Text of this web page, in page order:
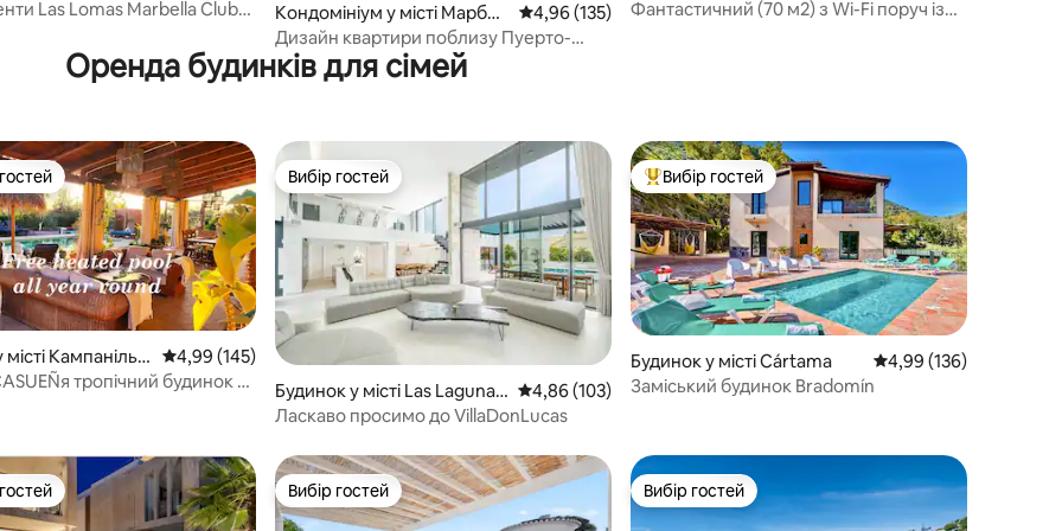
Las Lomas Marbella Club
Кондомініум у місті Марбел
ья
Середня оцінка: 4,96 з 5, відгуки: 135
4,96 (135)
Дизайн квартири поблизу Пуерто-
Бануса та Марбельї
ндалусія
Фантастичний (70 м2) з Wi-Fi поруч із
Оренда будинків для сімей
відгуки: 115
гостей
Кампанілья
Середня оцінка: 4,99 з 5, відгуки: 145
4,99 (145)
тропічний будинок у
Вибір гостей
Вибір гостей
Будинок у місті Las Lagunas
de Mijas
Середня оцінка: 4,86 з 5, відгуки: 103
4,86 (103)
Ласкаво просимо до VillaDonLucas
Топ вибір гостей
Вибір гостей
Будинок у місті Cártama Середня оцінка: 4,99
4,99 (136)
Заміський будинок Bradomín
гостей Вибір гостей
Вибір гостей Вибір гостей
Вибір гостей